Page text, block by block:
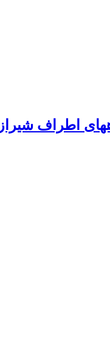
اطراف شیراز